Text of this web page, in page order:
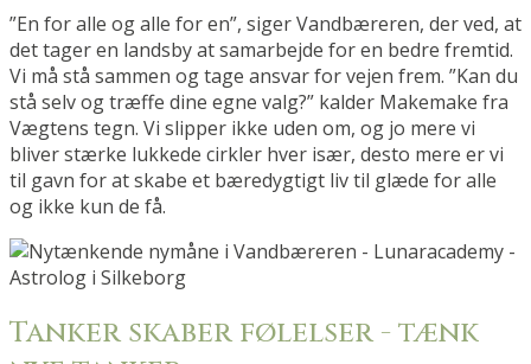
”En for alle og alle for en”, siger Vandbæreren, der ved, at
det tager en landsby at samarbejde for en bedre fremtid.
Vi må stå sammen og tage ansvar for vejen frem. ”Kan du
stå selv og træffe dine egne valg?” kalder Makemake fra
Vægtens tegn. Vi slipper ikke uden om, og jo mere vi
bliver stærke lukkede cirkler hver især, desto mere er vi
til gavn for at skabe et bæredygtigt liv til glæde for alle
og ikke kun de få.
Tanker skaber følelser - tænk